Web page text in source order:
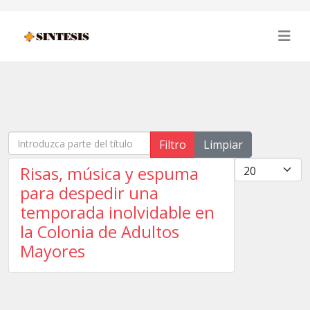
Introduzca parte del título Filtro
Limpiar
Cantidad
Risas, música y espuma
para despedir una
temporada inolvidable en
la Colonia de Adultos
Mayores